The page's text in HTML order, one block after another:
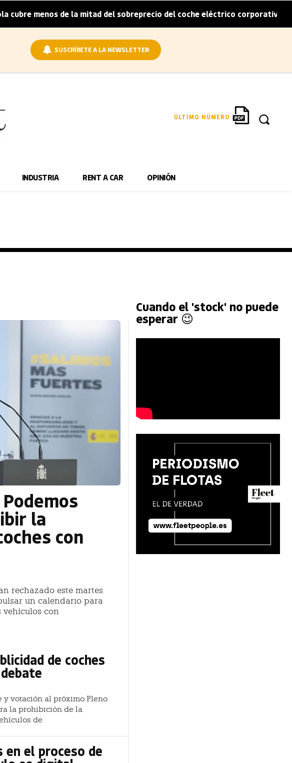
menos de la mitad del sobreprecio del coche eléctrico corporativo |
SUSCRÍBETE A LA NEWSLETTER
ÚLTIMO NÚMERO
INDUSTRIA RENT A CAR OPINIÓN
Podemos
la
con
rechazado este martes
un calendario para
con
de coches
y votación al próximo Pleno
la prohibición de la
de
en el proceso de
Cuando el 'stock' no puede
esperar 😉